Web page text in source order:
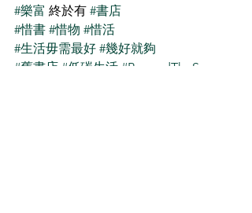
#樂富 終於有 #書店
#惜書 #惜物 #惜活
#生活毋需最好 #幾好就夠
#舊書店 #低碳生活 #BeyondTheSea